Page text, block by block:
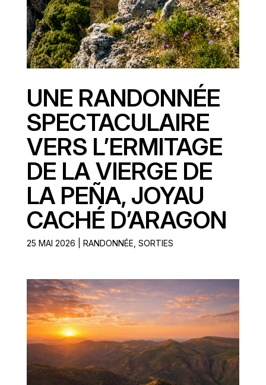
UNE RANDONNÉE
SPECTACULAIRE
VERS L’ERMITAGE
DE LA VIERGE DE
LA PEÑA, JOYAU
CACHÉ D’ARAGON
25 MAI 2026 RANDONNÉE SORTIES